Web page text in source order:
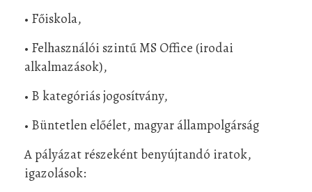
• Főiskola,
• Felhasználói szintű MS Office (irodai
alkalmazások),
• B kategóriás jogosítvány,
• Büntetlen előélet, magyar állampolgárság
A pályázat részeként benyújtandó iratok,
igazolások: